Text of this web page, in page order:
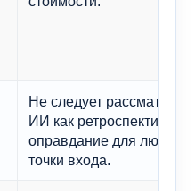
Не следует
ИИ как ретроспективное
оправдание для любой
точки входа.